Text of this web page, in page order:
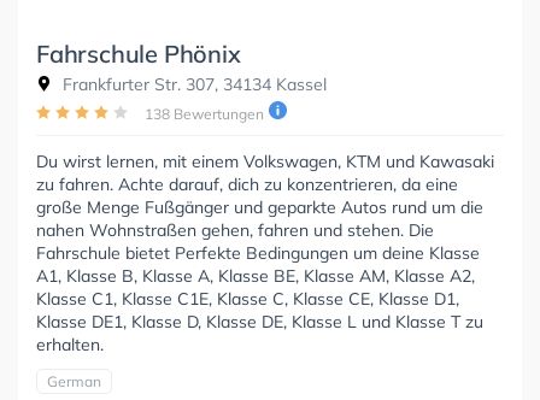
Fahrschule Phönix
Frankfurter Str. 307, 34134 Kassel
138 Bewertungen
Du wirst lernen, mit einem Volkswagen, KTM und Kawasaki
zu fahren. Achte darauf, dich zu konzentrieren, da eine
große Menge Fußgänger und geparkte Autos rund um die
nahen Wohnstraßen gehen, fahren und stehen. Die
Fahrschule bietet Perfekte Bedingungen um deine Klasse
A1, Klasse B, Klasse A, Klasse BE, Klasse AM, Klasse A2,
Klasse C1, Klasse C1E, Klasse C, Klasse CE, Klasse D1,
Klasse DE1, Klasse D, Klasse DE, Klasse L und Klasse T zu
erhalten.
German